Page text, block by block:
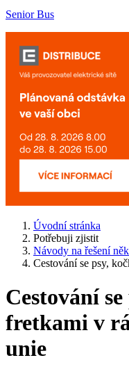
Senior Bus
Úvodní stránka
Potřebuji zjistit
Návody na řešení
Cestování se psy,
Cestování
fretkami v
unie